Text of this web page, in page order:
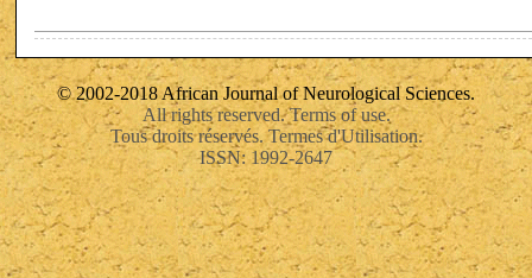
© 2002-2018 African Journal of Neurological Sciences.
All rights reserved. Terms of use.
Tous droits réservés. Termes d'Utilisation.
ISSN: 1992-2647